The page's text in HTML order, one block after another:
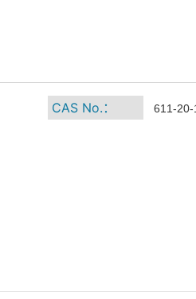
CAS No.： 611-20-